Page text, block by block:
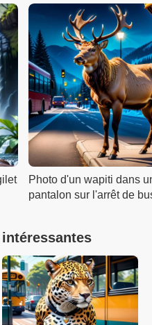
Photo d'un wapiti dans
pantalon sur l'arrêt de